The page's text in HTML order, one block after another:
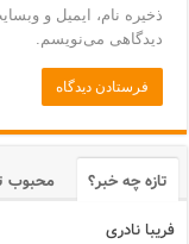
ذخیره نام، ایمیل و
دیدگاهی می‌نویسم.
تازه چه خبر؟ محبوب
فریبا نادری